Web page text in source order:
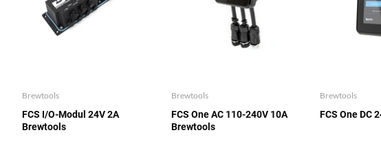
Brewtools
FCS I/O-Modul 24V 2A
Brewtools
Brewtools
FCS One AC 110-240V 10A
Brewtools
Brewtools
FCS One DC